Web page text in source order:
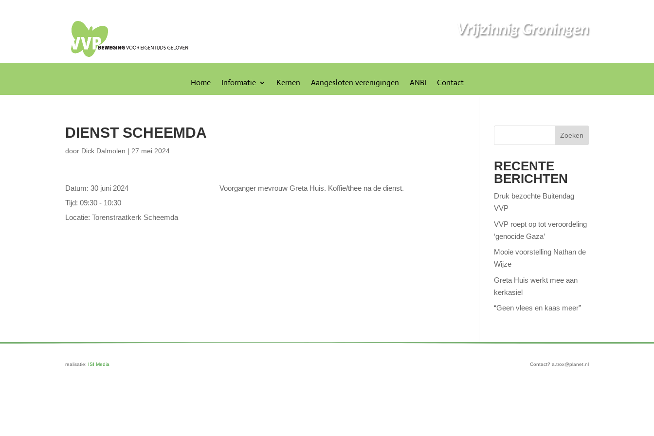
Vrijzinnig Groningen
Home Informatie Kernen Aangesloten verenigingen ANBI Contact
DIENST SCHEEMDA
door Dick Dalmolen | 27 mei 2024
Datum:30 juni 2024
Tijd:09:30 - 10:30
Locatie:Torenstraatkerk Scheemda
Voorganger mevrouw Greta Huis. Koffie/thee na de dienst.
Zoeken
RECENTE
BERICHTEN
Druk bezochte Buitendag
VVP
VVP roept op tot veroordeling
‘genocide Gaza’
Mooie voorstelling Nathan de
Wijze
Greta Huis werkt mee aan
kerkasiel
“Geen vlees en kaas meer”
realisatie: ISI Media Contact? a.trox@planet.nl